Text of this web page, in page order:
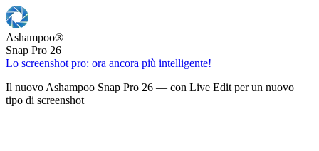
Ashampoo®
Snap Pro 26
Lo screenshot pro: ora ancora più intelligente!
Il nuovo Ashampoo Snap Pro 26 — con Live Edit per un nuovo
tipo di screenshot